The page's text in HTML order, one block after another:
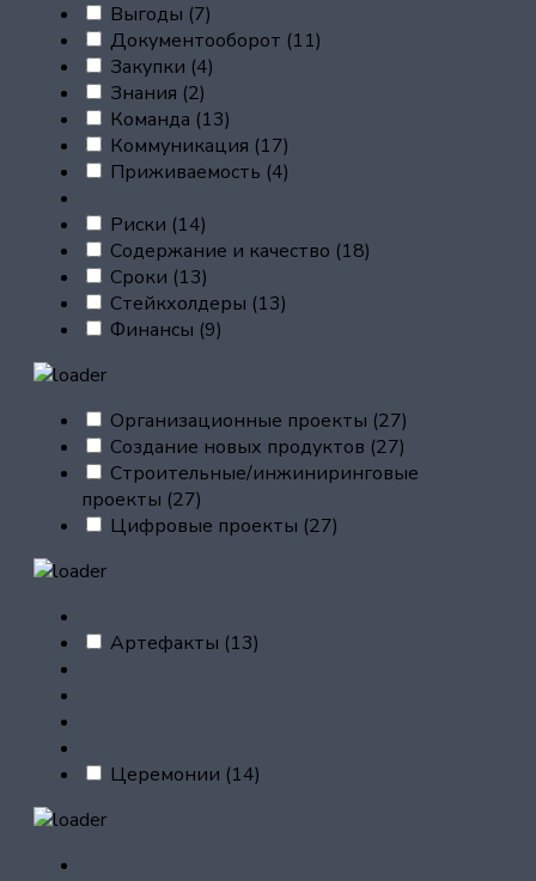
Выгоды (7)
Документооборот (11)
Закупки (4)
Знания (2)
Команда (13)
Коммуникация (17)
Приживаемость (4)
Риски (14)
Содержание и качество (18)
Сроки (13)
Стейкхолдеры (13)
Финансы (9)
Организационные проекты (27)
Создание новых продуктов (27)
Строительные/инжиниринговые
проекты (27)
Цифровые проекты (27)
Артефакты (13)
Церемонии (14)